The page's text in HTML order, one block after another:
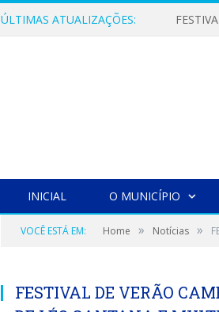
ÚLTIMAS ATUALIZAÇÕES:
INICIAL O MUNICÍPIO
VOCÊ ESTÁ EM: Home » Notícias »
FESTIVAL DE VERÃO